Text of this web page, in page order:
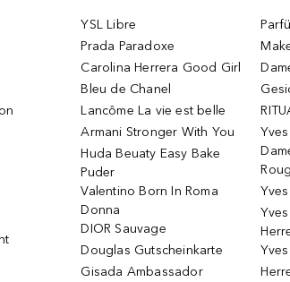
YSL Libre
Prada Paradoxe
Carolina Herrera Good Girl
Bleu de Chanel
Lancôme La vie est belle
Armani Stronger With You
Huda Beuaty Easy Bake
Puder
Valentino Born In Roma
Donna
DIOR Sauvage
Douglas Gutscheinkarte
Gisada Ambassador